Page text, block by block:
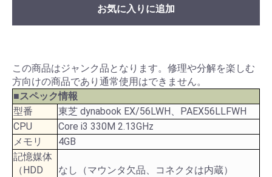
お気に入りに追加
この商品はジャンク品となります。修理や分解を楽しむ
方向けの商品であり通常使用はできません。
■スペック情報
型番
東芝 dynabook EX/56LWH、PAEX56LLFWH
CPU
Core i3 330M 2.13GHz
メモリ
4GB
記憶媒体
（HDD
なし（マウンタ欠品、コネクタは内蔵）